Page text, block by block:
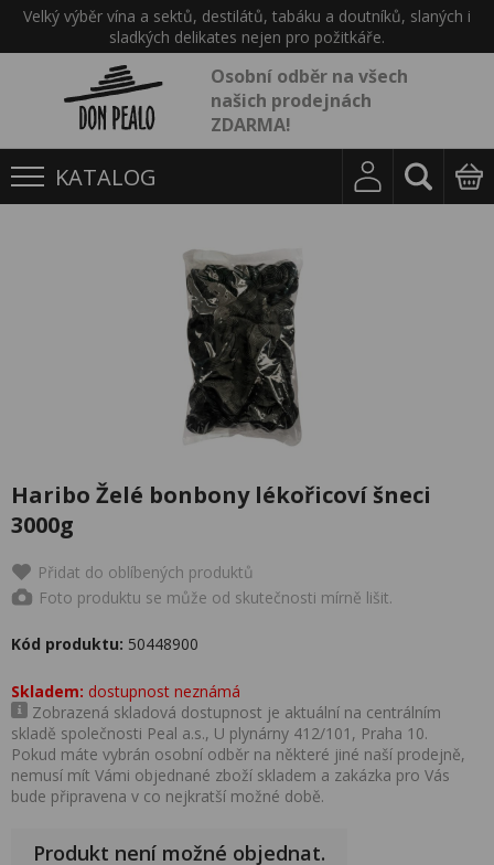
Velký výběr vína a sektů, destilátů, tabáku a doutníků, slaných i
sladkých delikates nejen pro požitkáře.
Osobní odběr na všech
našich prodejnách
ZDARMA!
KATALOG
Haribo Želé bonbony lékořicoví šneci
3000g
Přidat do oblíbených produktů
Foto produktu se může od skutečnosti mírně lišit.
Kód produktu: 50448900
Skladem: dostupnost neznámá
Zobrazená skladová dostupnost je aktuální na centrálním
skladě společnosti Peal a.s., U plynárny 412/101, Praha 10.
Pokud máte vybrán osobní odběr na některé jiné naší prodejně,
nemusí mít Vámi objednané zboží skladem a zakázka pro Vás
bude připravena v co nejkratší možné době.
Produkt není možné objednat.